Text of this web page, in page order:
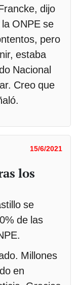
dijo
ONPE se
pero
estaba
Nacional
Creo que
15/6/2021
los
se
de las
Millones
en